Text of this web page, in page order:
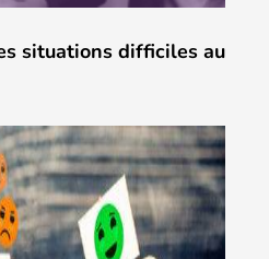
situations difficiles au